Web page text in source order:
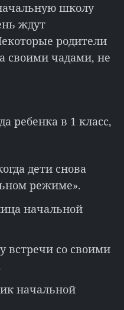
школу
ждут
родители
своими чадами, не
ребенка в 1 класс,
дети снова
режиме».
начальной
встречи со своими
начальной